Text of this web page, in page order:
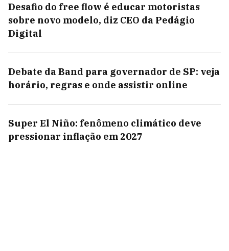
Desafio do free flow é educar motoristas
sobre novo modelo, diz CEO da Pedágio
Digital
Debate da Band para governador de SP: veja
horário, regras e onde assistir online
Super El Niño: fenômeno climático deve
pressionar inflação em 2027